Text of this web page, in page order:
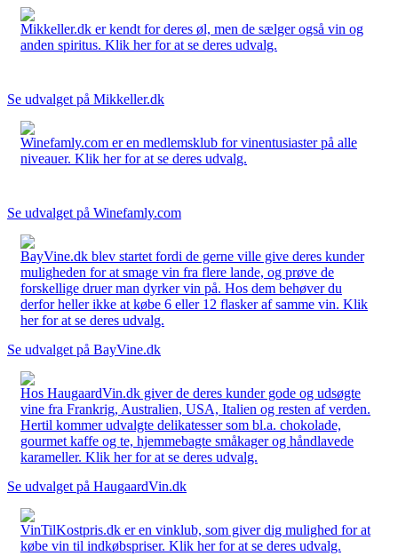
Mikkeller.dk er kendt for deres øl, men de sælger også vin og
anden spiritus. Klik her for at se deres udvalg.
Se udvalget på Mikkeller.dk
Winefamly.com er en medlemsklub for vinentusiaster på alle
niveauer. Klik her for at se deres udvalg.
Se udvalget på Winefamly.com
BayVine.dk blev startet fordi de gerne ville give deres kunder
muligheden for at smage vin fra flere lande, og prøve de
forskellige druer man dyrker vin på. Hos dem behøver du
derfor heller ikke at købe 6 eller 12 flasker af samme vin. Klik
her for at se deres udvalg.
Se udvalget på BayVine.dk
Hos HaugaardVin.dk giver de deres kunder gode og udsøgte
vine fra Frankrig, Australien, USA, Italien og resten af verden.
Hertil kommer udvalgte delikatesser som bl.a. chokolade,
gourmet kaffe og te, hjemmebagte småkager og håndlavede
karameller. Klik her for at se deres udvalg.
Se udvalget på HaugaardVin.dk
VinTilKostpris.dk er en vinklub, som giver dig mulighed for at
købe vin til indkøbspriser. Klik her for at se deres udvalg.